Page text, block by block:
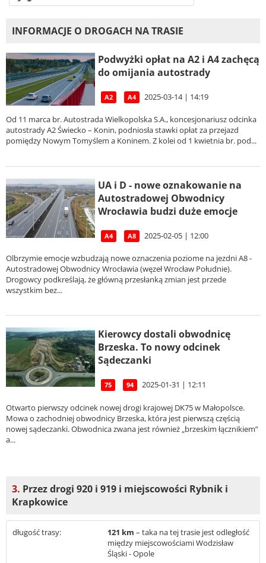
INFORMACJE O DROGACH NA TRASIE
Podwyżki opłat na A2 i A4 zachęcą
do omijania autostrady
A2 A4 2025-03-14 | 14:19
Od 11 marca br. Autostrada Wielkopolska S.A., koncesjonariusz odcinka
autostrady A2 Świecko – Konin, podniosła stawki opłat za przejazd
pomiędzy Nowym Tomyślem a Koninem. Z kolei od 1 kwietnia br. pod...
UA i D - nowe oznakowanie na
Autostradowej Obwodnicy
Wrocławia budzi duże emocje
A4 A8 2025-02-05 | 12:00
Olbrzymie emocje wzbudzają nowe oznaczenia poziome na jezdni A8 -
Autostradowej Obwodnicy Wrocławia (węzeł Wrocław Południe).
Drogowcy podkreślają, że główną przesłanką zmian jest przede
wszystkim bez...
Kierowcy dostali obwodnicę
Brzeska. To nowy odcinek
Sądeczanki
75 94 2025-01-31 | 12:11
Otwarto pierwszy odcinek nowej drogi krajowej DK75 w Małopolsce.
Mowa o zachodniej obwodnicy Brzeska, która jest pierwszą częścią
nowej sądeczanki. Obwodnica zwana jest również „brzeskim łącznikiem”
a...
3. Przez drogi 920 i 919 i miejscowości Rybnik i
Krapkowice
długość trasy: 121 km – taka na tej trasie jest odległość
między miejscowościami Wodzisław
Śląski - Opole